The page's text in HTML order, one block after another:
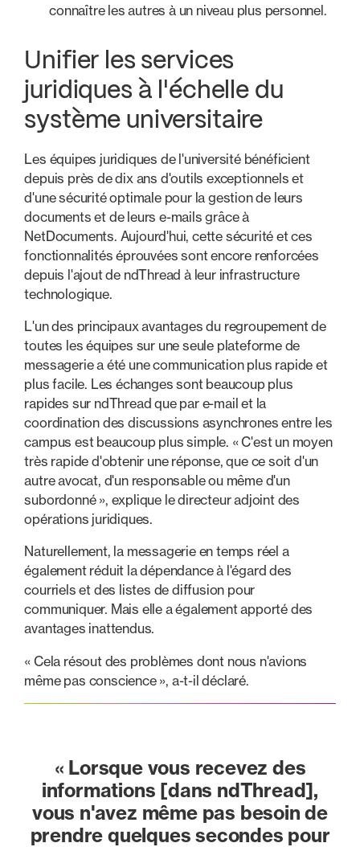
connaître les autres à un niveau plus personnel.
Unifier les services
juridiques à l'échelle du
système universitaire
Les équipes juridiques de l'université bénéficient
depuis près de dix ans d'outils exceptionnels et
d'une sécurité optimale pour la gestion de leurs
documents et de leurs e-mails grâce à
NetDocuments. Aujourd'hui, cette sécurité et ces
fonctionnalités éprouvées sont encore renforcées
depuis l'ajout de ndThread à leur infrastructure
technologique.
L'un des principaux avantages du regroupement de
toutes les équipes sur une seule plateforme de
messagerie a été une communication plus rapide et
plus facile. Les échanges sont beaucoup plus
rapides sur ndThread que par e-mail et la
coordination des discussions asynchrones entre les
campus est beaucoup plus simple. « C'est un moyen
très rapide d'obtenir une réponse, que ce soit d'un
autre avocat, d'un responsable ou même d'un
subordonné », explique le directeur adjoint des
opérations juridiques.
Naturellement, la messagerie en temps réel a
également réduit la dépendance à l'égard des
courriels et des listes de diffusion pour
communiquer. Mais elle a également apporté des
avantages inattendus.
« Cela résout des problèmes dont nous n'avions
même pas conscience », a-t-il déclaré.
« Lorsque vous recevez des
informations [dans ndThread],
vous n'avez même pas besoin de
prendre quelques secondes pour